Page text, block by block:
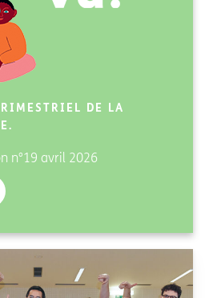
DE LA
n°19 avril 2026
magazine Bienvu!